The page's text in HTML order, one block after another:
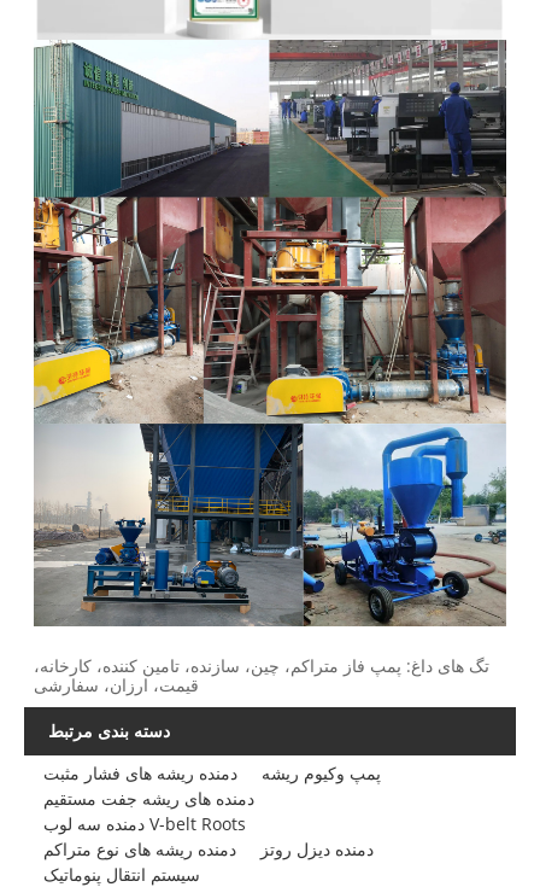
تگ های داغ: پمپ فاز متراکم، چین، سازنده، تامین کننده، کارخانه،
قیمت، ارزان، سفارشی
دسته بندی مرتبط
دمنده ریشه های فشار مثبت
پمپ وکیوم ریشه
دمنده های ریشه جفت مستقیم
دمنده سه لوب V-belt Roots
دمنده ریشه های نوع متراکم
دمنده دیزل روتز
سیستم انتقال پنوماتیک